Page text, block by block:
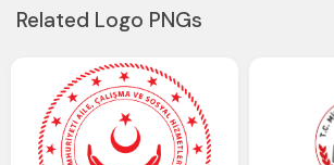
Related Logo PNGs